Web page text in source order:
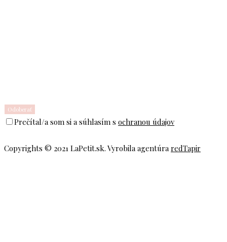
Prečítal/a som si a súhlasím s ochranou údajov
Copyrights © 2021 LaPetit.sk. Vyrobila agentúraredTapir